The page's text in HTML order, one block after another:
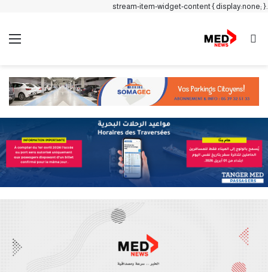
.stream-item-widget-content { display:none; }
بحث عن